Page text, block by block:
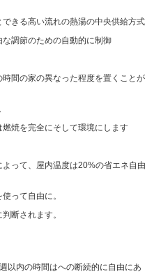
きる高い流れの熱湯の中央供給方式
調節のための自動的に制御
間の家の異なった程度を置くことが
焼を完全にそして環境にします
って、屋内温度は20%の省エネ自由
って自由に。
断されます。
以内の時間はへの断続的に自由にあ